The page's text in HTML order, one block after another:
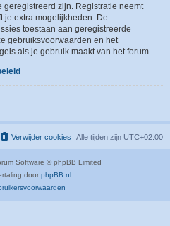
geregistreerd zijn. Registratie neemt
je extra mogelijkheden. De
toestaan aan geregistreerde
gebruiksvoorwaarden en het
als je gebruik maakt van het forum.
Alle tijden zijn UTC+02:00
Verwijder cookies
Software © phpBB Limited
door phpBB.nl